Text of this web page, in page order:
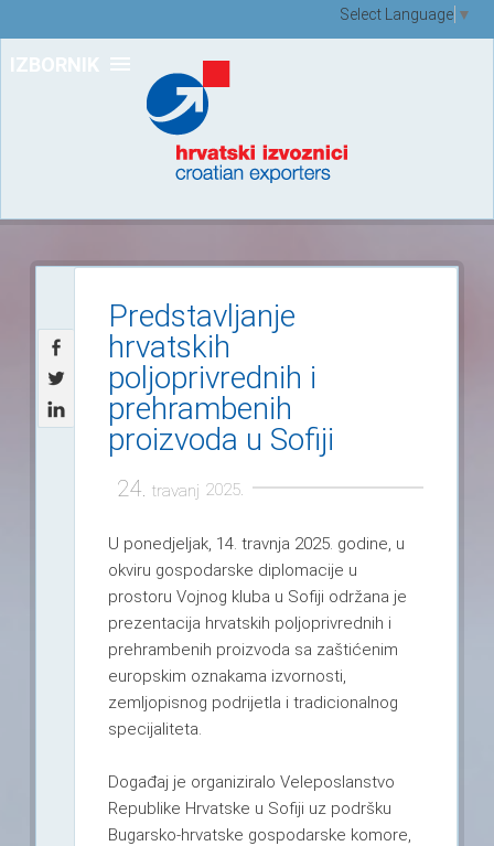
IZBORNIK
Select Language ▼
Predstavljanje
hrvatskih
poljoprivrednih i
prehrambenih
proizvoda u Sofiji
24. travanj 2025.
U ponedjeljak, 14. travnja 2025. godine, u
okviru gospodarske diplomacije u
prostoru Vojnog kluba u Sofiji održana je
prezentacija hrvatskih poljoprivrednih i
prehrambenih proizvoda sa zaštićenim
europskim oznakama izvornosti,
zemljopisnog podrijetla i tradicionalnog
specijaliteta.
Događaj je organiziralo Veleposlanstvo
Republike Hrvatske u Sofiji uz podršku
Bugarsko-hrvatske gospodarske komore,